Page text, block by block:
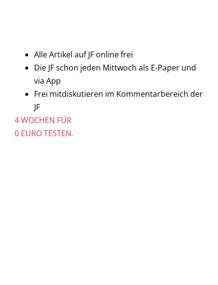
Alle Artikel auf JF online frei
Die JF schon jeden Mittwoch als E-Paper und
via App
Frei mitdiskutieren im Kommentarbereich der
JF
4 WOCHEN FÜR
0 EURO TESTEN.